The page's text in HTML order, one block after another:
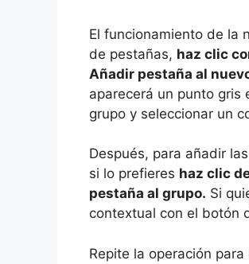
El funcionamiento de la
de pestañas, haz clic
Añadir pestaña al
aparecerá un punto gris
grupo y seleccionar un
Después, para añadir
si lo prefieres haz clic
pestaña al grupo. Si
contextual con el botón
Repite la operación